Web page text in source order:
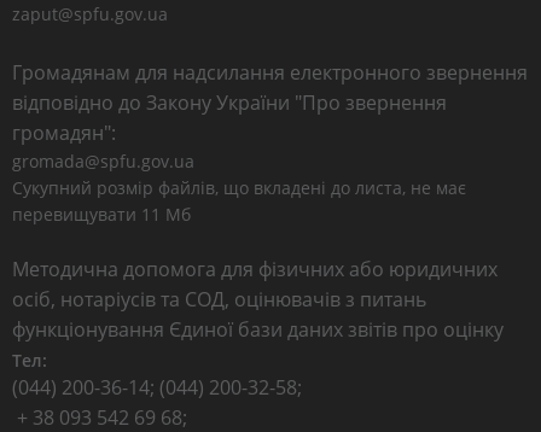
zaput@spfu.gov.ua
Громадянам для надсилання електронного звернення
відповідно до Закону України "Про звернення
громадян":
gromada@spfu.gov.ua
Сукупний розмір файлів, що вкладені до листа, не має
перевищувати 11 Мб
Методична допомога для фізичних або юридичних
осіб, нотаріусів та СОД, оцінювачів з питань
функціонування Єдиної бази даних звітів про оцінку
Тел:
(044) 200-36-14; (044) 200-32-58;
+ 38 093 542 69 68;